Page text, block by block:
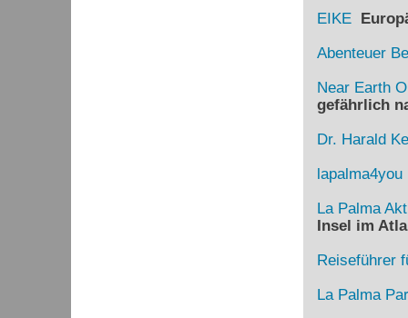
EIKE
Abenteuer
Near Earth
gefährlich
Dr. Harald
lapalma4you
La Palma
Insel im
Reiseführer
La Palma